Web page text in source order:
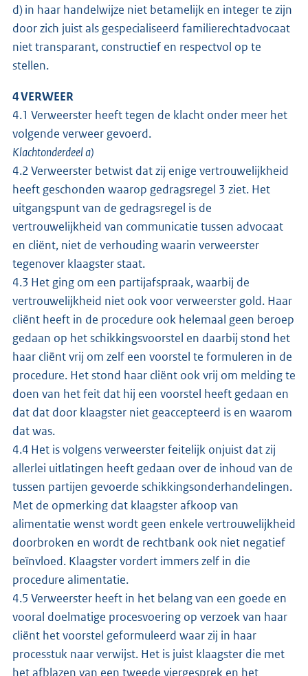
d) in haar handelwijze niet betamelijk en integer te zijn
door zich juist als gespecialiseerd familierechtadvocaat
niet transparant, constructief en respectvol op te
stellen.
4 VERWEER
4.1 Verweerster heeft tegen de klacht onder meer het
volgende verweer gevoerd.
Klachtonderdeel a)
4.2 Verweerster betwist dat zij enige vertrouwelijkheid
heeft geschonden waarop gedragsregel 3 ziet. Het
uitgangspunt van de gedragsregel is de
vertrouwelijkheid van communicatie tussen advocaat
en cliënt, niet de verhouding waarin verweerster
tegenover klaagster staat.
4.3 Het ging om een partijafspraak, waarbij de
vertrouwelijkheid niet ook voor verweerster gold. Haar
cliënt heeft in de procedure ook helemaal geen beroep
gedaan op het schikkingsvoorstel en daarbij stond het
haar cliënt vrij om zelf een voorstel te formuleren in de
procedure. Het stond haar cliënt ook vrij om melding te
doen van het feit dat hij een voorstel heeft gedaan en
dat dat door klaagster niet geaccepteerd is en waarom
dat was.
4.4 Het is volgens verweerster feitelijk onjuist dat zij
allerlei uitlatingen heeft gedaan over de inhoud van de
tussen partijen gevoerde schikkingsonderhandelingen.
Met de opmerking dat klaagster afkoop van
alimentatie wenst wordt geen enkele vertrouwelijkheid
doorbroken en wordt de rechtbank ook niet negatief
beïnvloed. Klaagster vordert immers zelf in die
procedure alimentatie.
4.5 Verweerster heeft in het belang van een goede en
vooral doelmatige procesvoering op verzoek van haar
cliënt het voorstel geformuleerd waar zij in haar
processtuk naar verwijst. Het is juist klaagster die met
het afblazen van een tweede viergesprek en het